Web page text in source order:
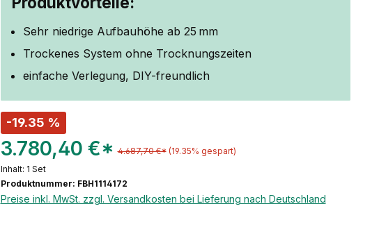
Sehr niedrige Aufbauhöhe ab 25 mm
Trockenes System ohne Trocknungszeiten
einfache Verlegung, DIY-freundlich
-19.35 %
3.780,40 €* 4.687,70 €* (19.35% gespart)
Inhalt: 1 Set
Produktnummer: FBH1114172
Preise inkl. MwSt. zzgl. Versandkosten bei Lieferung nach Deutschland